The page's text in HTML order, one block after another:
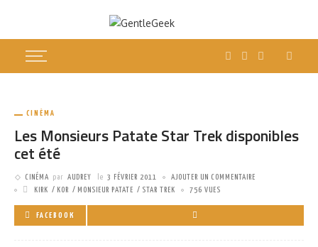
CINÉMA
Les Monsieurs Patate Star Trek disponibles
cet été
CINÉMA par AUDREY le 3 FÉVRIER 2011
AJOUTER UN COMMENTAIRE
KIRK
KOR MONSIEUR PATATE STAR TREK 756 VUES
FACEBOOK